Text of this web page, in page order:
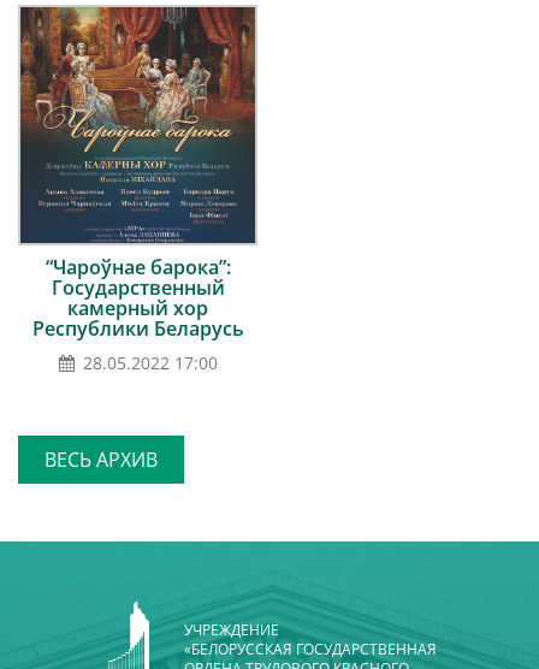
“Чароўнае барока”:
Государственный
камерный хор
Республики Беларусь
28.05.2022 17:00
ВЕСЬ АРХИВ
УЧРЕЖДЕНИЕ
«БЕЛОРУССКАЯ ГОСУДАРСТВЕННАЯ